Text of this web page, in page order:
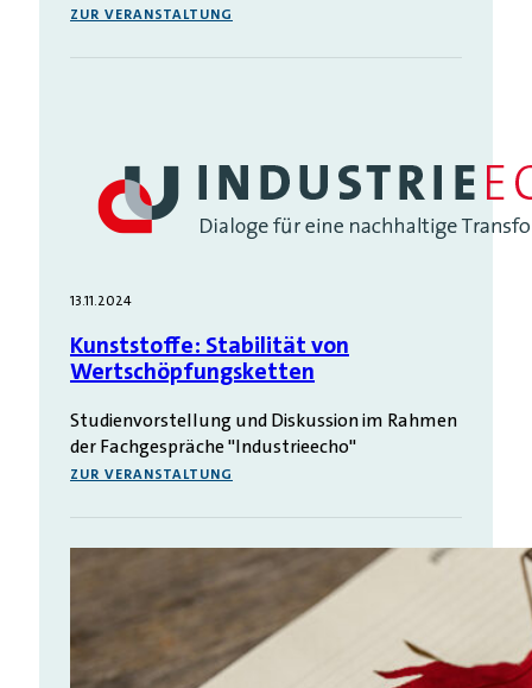
ZUR VERANSTALTUNG
13.11.2024
Kunststoffe: Stabilität von
Wertschöpfungsketten
Studienvorstellung und Diskussion im Rahmen
der Fachgespräche "Industrieecho"
ZUR VERANSTALTUNG